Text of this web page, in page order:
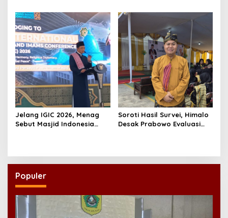
Regenerasi Kepemimpinan
NU
Pemerataan Operasi
Jantung Anak
Jelang IGIC 2026, Menag
Sebut Masjid Indonesia
Soroti Hasil Survei, Himalo
Desak Prabowo Evaluasi
Populer